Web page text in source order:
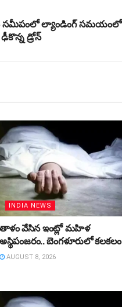
సమీపంలో ల్యాండింగ్ సమయంలో
డ్రోన్
INDIA NEWS
తాళం వేసిన ఇంట్లో మహిళ
అస్థిపంజరం.. బెంగళూరులో కలకలం
AUGUST 8, 2026